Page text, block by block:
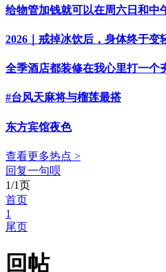
给物管加钱就可以在周六日和中
2026｜戒掉冰饮后，身体终于变
全季酒店都装修在我心里打一个
#台风天麻将与榴莲最搭
东方宾馆夜色
查看更多热点 >
回复一句呗
1/1页
首页
1
尾页
回帖